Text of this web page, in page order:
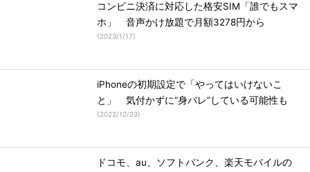
コンビニ決済に対応した格安SIM「誰でもスマ
ホ」 音声かけ放題で月額3278円から
(2023/1/17)
iPhoneの初期設定で「やってはいけないこ
と」 気付かずに“身バレ”している可能性も
(2022/12/23)
ドコモ、au、ソフトバンク、楽天モバイルの